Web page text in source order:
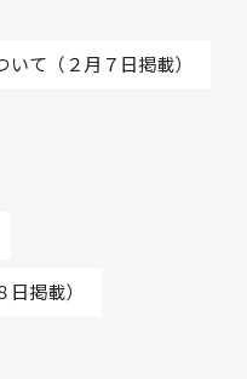
て（２月７日掲載）
掲載）